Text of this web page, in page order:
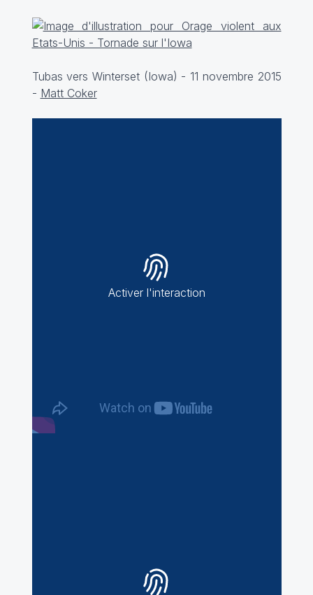
Tubas vers Winterset (Iowa) -11 novembre 2015
- Matt Coker
Activer l'interaction